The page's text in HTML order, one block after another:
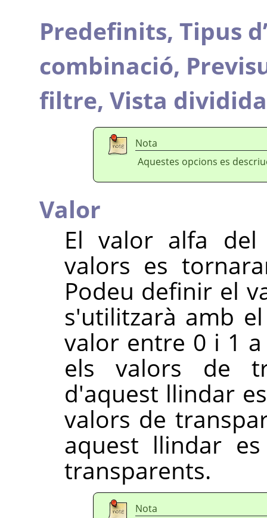
Predefinits, Tipus
combinació,
filtre, Vista dividida
Nota
Aquestes opcions es
Valor
El valor alfa
valors es
Podeu definir el
s'utilitzarà amb
valor entre 0 i 1
els valors de
d'aquest llindar
valors de
aquest llindar
transparents.
Nota